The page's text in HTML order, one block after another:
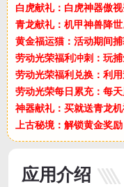
白虎献礼：白虎神器傲视
青龙献礼：机甲神兽降世
黄金福运猫：活动期间捕
劳动光荣福利冲刺：玩捕
劳动光荣福利兑换：利用
劳动光荣每日累充：每天
神器献礼：买就送青龙机
上古秘境：解锁黄金奖励
应用介绍